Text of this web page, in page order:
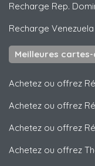
Recharge Rep.
Recharge Venezuela
Meilleures
Achetez ou offrez
Achetez ou offrez
Achetez ou offrez
Achetez ou offrez